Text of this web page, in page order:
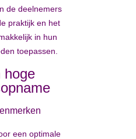
de deelnemers
praktijk en het
in hun
toepassen.
hoge
een optimale